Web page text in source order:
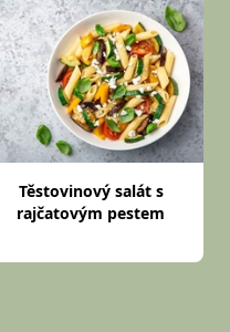
Těstovinový salát s
rajčatovým pestem